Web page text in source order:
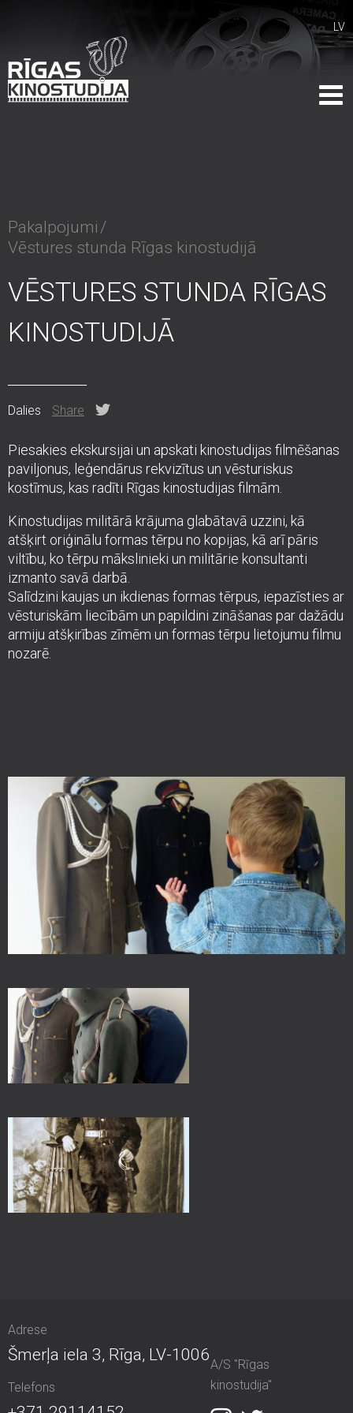
LV
Pakalpojumi /
Vēstures stunda Rīgas kinostudijā
VĒSTURES STUNDA RĪGAS
KINOSTUDIJĀ
Dalies Share
Piesakies ekskursijai un apskati kinostudijas filmēšanas
paviljonus, leģendārus rekvizītus un vēsturiskus
kostīmus, kas radīti Rīgas kinostudijas filmām.
Kinostudijas militārā krājuma glabātavā uzzini, kā
atšķirt oriģinālu formas tērpu no kopijas, kā arī pāris
viltību, ko tērpu mākslinieki un militārie konsultanti
izmanto savā darbā.
Salīdzini kaujas un ikdienas formas tērpus, iepazīsties ar
vēsturiskām liecībām un papildini zināšanas par dažādu
armiju atšķirības zīmēm un formas tērpu lietojumu filmu
nozarē.
Adrese
Šmerļa iela 3, Rīga, LV-1006
Telefons
A/S "Rīgas
kinostudija"